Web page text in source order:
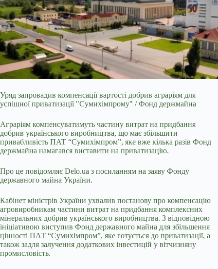
Уряд запровадив компенсації вартості добрив аграріям для
успішної приватизації "Сумихімпрому" / Фонд держмайна
Аграріям компенсуватимуть частину витрат на придбання
добрив українського виробництва, що має збільшити
привабливість ПАТ “Сумихімпром”, яке вже кілька разів Фонд
держмайна намагався виставити на приватизацію.
Про це повідомляє Delo.ua з посиланням на заяву Фонду
державного майна України.
Кабінет міністрів України ухвалив постанову про компенсацію
агровиробникам частини витрат на придбання комплексних
мінеральних добрив українського виробництва. З відповідною
ініціативою виступив Фонд державного майна для збільшення
цінності ПАТ “Сумихімпром”, яке готується до приватизації, а
також задля залучення додаткових інвестицій у вітчизняну
промисловість.